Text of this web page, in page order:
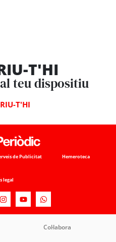
T'HI
teu dispositiu
T'HI
de Publicitat Hemeroteca
legal
Col·labora